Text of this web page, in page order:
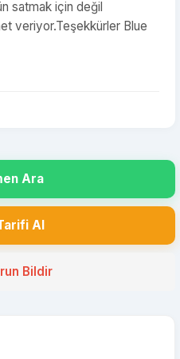
satmak için değil
veriyor.Teşekkürler Blue
Ara
Al
Bildir